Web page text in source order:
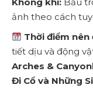
Không khí: Bầu
ảnh theo cách
Thời điểm nên
tiết dịu và động
Arches &
Đi Cổ và Những